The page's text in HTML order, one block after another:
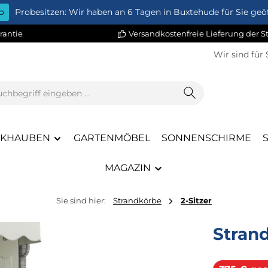
Probesitzen: Wir haben an 6 Tagen in Buxtehude für Sie
Versandkostenfreie Lieferung der
Wir sind für
GARTENMÖBEL SONNENSCHIRME
MAGAZIN
Sie sind hier: Strandkörbe 2-Sitzer